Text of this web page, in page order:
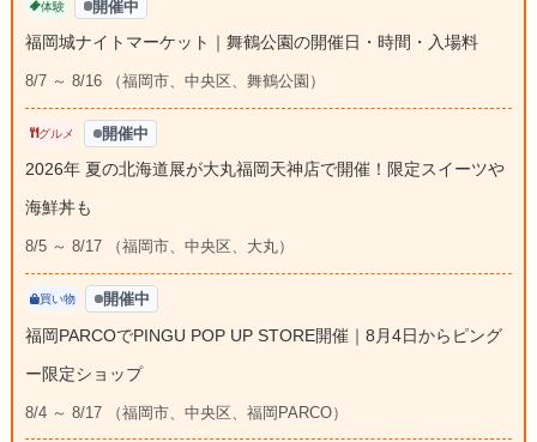
体験 開催中
福岡城ナイトマーケット｜舞鶴公園の開催日・時間・入場料
8/7 ～ 8/16 （福岡市、中央区、舞鶴公園）
グルメ 開催中
2026年 夏の北海道展が大丸福岡天神店で開催！限定スイーツや
海鮮丼も
8/5 ～ 8/17 （福岡市、中央区、大丸）
買い物 開催中
福岡PARCOでPINGU POP UP STORE開催｜8月4日からピング
ー限定ショップ
8/4 ～ 8/17 （福岡市、中央区、福岡PARCO）